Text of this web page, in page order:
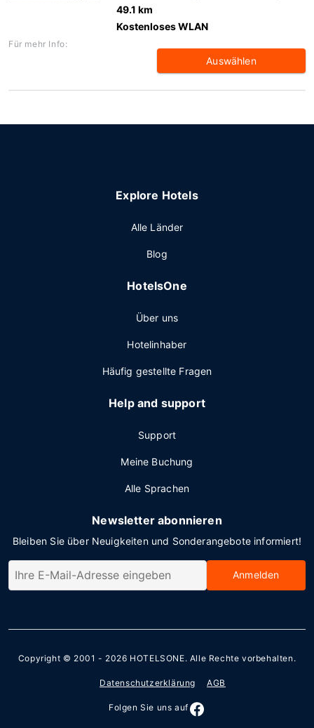
49.1 km
Kostenloses WLAN
Für mehr Info:
Auswählen
Explore Hotels
Alle Länder
Blog
HotelsOne
Über uns
Hotelinhaber
Häufig gestellte Fragen
Help and support
Support
Meine Buchung
Alle Sprachen
Newsletter abonnieren
Bleiben Sie über Neuigkeiten und Sonderangebote informiert!
Anmelden
Copyright © 2001 - 2026 HOTELSONE. Alle Rechte vorbehalten.
Datenschutzerklärung AGB
Folgen Sie uns auf